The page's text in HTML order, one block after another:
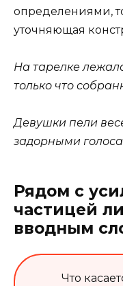
определениями,
уточняющая
На тарелке
только что
Девушки пели
задорными
Рядом с
частицей
вводным
Что